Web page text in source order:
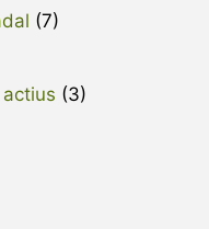
(7)
(3)